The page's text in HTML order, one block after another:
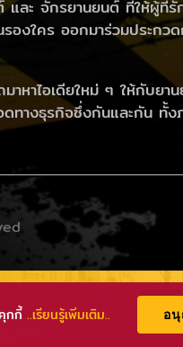
ละ จักรยานยนต์ ที่ให้ผู้ที่รั
องใคร ออกมาร่วมประก
หาไอเดียใหม่ ๆ ให้กับยา
างธุรกิจซึ่งกันและกัน ทั้ง
กกี้ ..เรียนรู้เพิ่มเติม.. อ